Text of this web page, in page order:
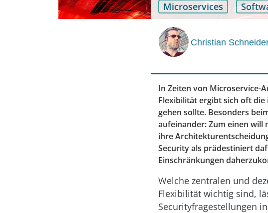
Microservices
Christian
In Zeiten von Microservice-
Flexibilität ergibt sich oft
gehen sollte. Besonders
aufeinander: Zum einen will
ihre
Security als prädestiniert
Einschränkungen
Welche zentralen und
Flexibilität wichtig sind,
Securityfragestellungen